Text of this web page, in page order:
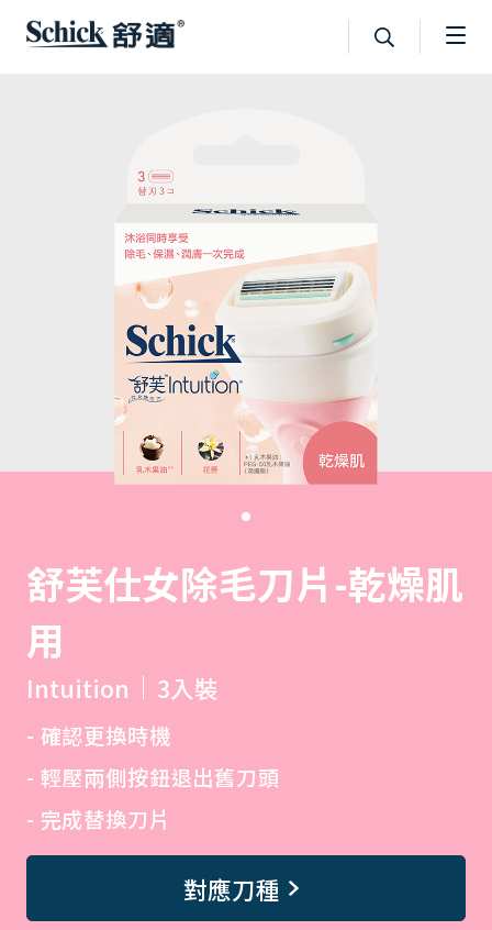
舒芙仕女除毛刀片-乾燥肌
用
Intuition 3入裝
確認更換時機
輕壓兩側按鈕退出舊刀頭
完成替換刀片
對應刀種